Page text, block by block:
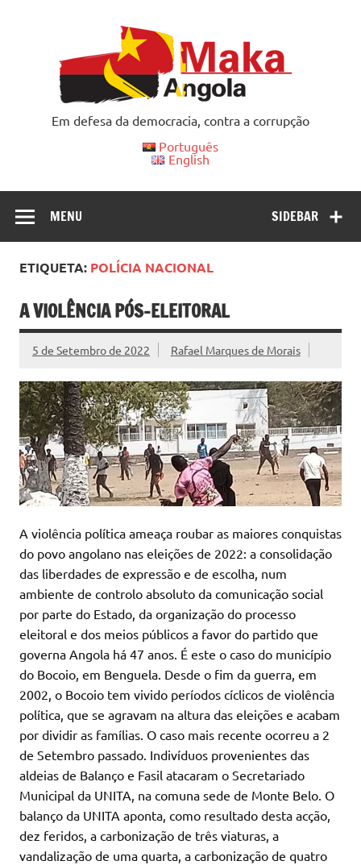
Em defesa da democracia, contra a corrupção
Português
English
SIDEBAR
MENU
ETIQUETA: POLÍCIA NACIONAL
A VIOLÊNCIA PÓS-ELEITORAL
5 de Setembro de 2022 Rafael Marques de Morais
A violência política ameaça roubar as maiores conquistas
do povo angolano nas eleições de 2022: a consolidação
das liberdades de expressão e de escolha, num
ambiente de controlo absoluto da comunicação social
por parte do Estado, da organização do processo
eleitoral e dos meios públicos a favor do partido que
governa Angola há 47 anos. É este o caso do município
do Bocoio, em Benguela. Desde o fim da guerra, em
2002, o Bocoio tem vivido períodos cíclicos de violência
política, que se agravam na altura das eleições e acabam
por dividir as famílias. O caso mais recente ocorreu a 2
de Setembro passado. Indivíduos provenientes das
aldeias de Balanço e Fasil atacaram o Secretariado
Municipal da UNITA, na comuna sede de Monte Belo. O
balanço da UNITA aponta, como resultado desta acção,
dez feridos, a carbonização de três viaturas, a
vandalização de uma quarta, a carbonização de quatro